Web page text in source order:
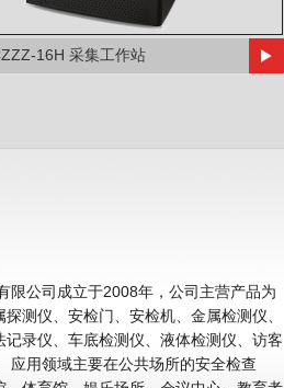
16H 采集工作站
公司成立于2008年，公司主营产品为
测仪、安检门、安检机、金属检测仪、
录仪、车底检测仪、液体检测仪、访客